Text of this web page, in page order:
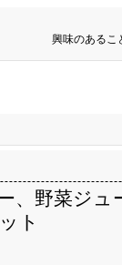
興味のあるこ
、野菜ジュ
ト